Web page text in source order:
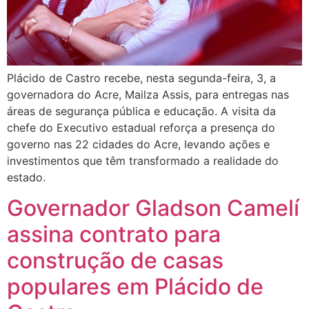
Plácido de Castro recebe, nesta segunda-feira, 3, a
governadora do Acre, Mailza Assis, para entregas nas
áreas de segurança pública e educação. A visita da
chefe do Executivo estadual reforça a presença do
governo nas 22 cidades do Acre, levando ações e
investimentos que têm transformado a realidade do
estado.
Governador Gladson Camelí
assina contrato para
construção de casas
populares em Plácido de